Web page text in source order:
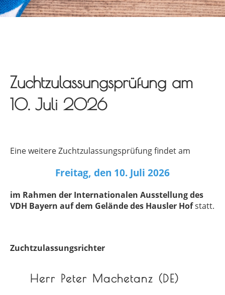
Zuchtzulassungsprüfung am
10. Juli 2026
Eine weitere Zuchtzulassungsprüfung findet am
Freitag, den 10. Juli 2026
im Rahmen der Internationalen Ausstellung des
VDH Bayern auf dem Gelände des Hausler Hofstatt.
Zuchtzulassungsrichter
Herr Peter Machetanz (DE)